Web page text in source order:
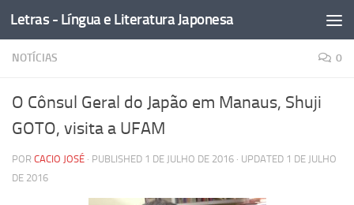
Skip to content
Letras - Língua e Literatura Japonesa
NOTÍCIAS 0
O Cônsul Geral do Japão em Manaus, Shuji
GOTO, visita a UFAM
POR CACIO JOSÉ · PUBLISHED 1 DE JULHO DE 2016 · UPDATED 1 DE JULHO
DE 2016